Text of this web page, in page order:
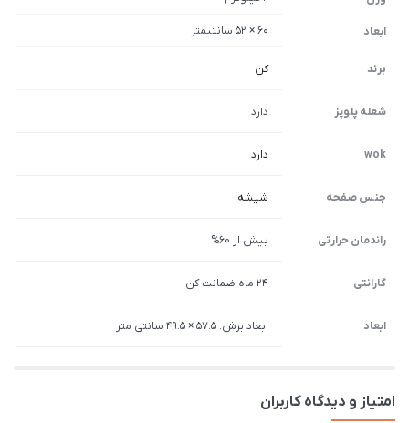
ابعاد 60 × 52 سانتیمتر
برند کن
شعله پلوپز دارد
wok دارد
جنس صفحه شیشه
راندمان حرارتی بیش از 60%
گارانتی 24 ماه ضمانت کن
ابعاد ابعاد برش: 57.5 × 49.5 سانتی متر
امتیاز و دیدگاه کاربران